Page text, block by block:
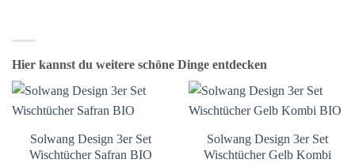
Hier kannst du weitere schöne Dinge entdecken
Solwang Design 3er Set
Wischtücher Safran BIO
Solwang Design 3er Set
Wischtücher Gelb Kombi